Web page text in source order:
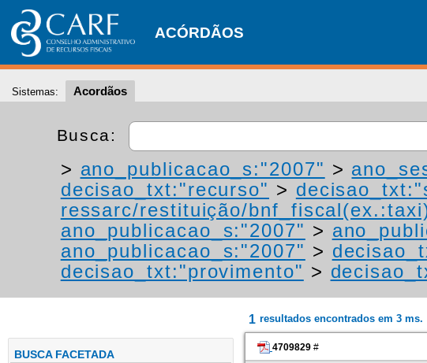
ACÓRDÃOS
Sistemas: Acordãos
Busca:
> ano_publicacao_s:"2007" >
decisao_txt:"recurso" >
ressarc/restituição/
ano_publicacao_s:"2007" >
ano_publicacao_s:"2007" >
decisao_txt:"provimento" >
BUSCA FACETADA
1 resultados encontrados em 3 ms.
4709829 #